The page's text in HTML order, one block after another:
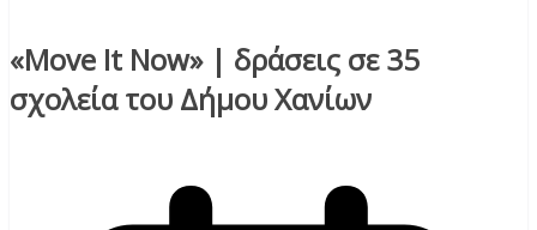
«Move It Now» | δράσεις σε 35
σχολεία του Δήμου Χανίων